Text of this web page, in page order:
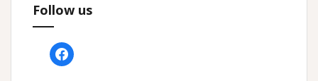
Follow us
facebook